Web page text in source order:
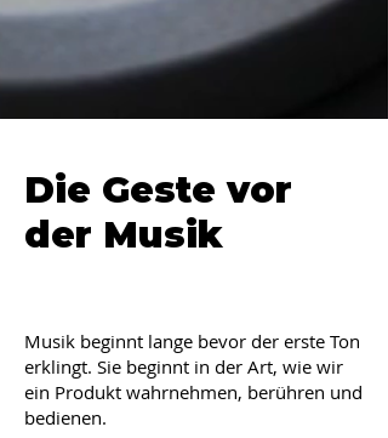
Die Geste vor
der Musik
Musik beginnt lange bevor der erste Ton
erklingt. Sie beginnt in der Art, wie wir
ein Produkt wahrnehmen, berühren und
bedienen.